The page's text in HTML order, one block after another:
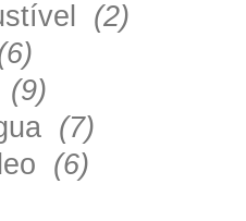
(2)
(9)
(7)
(6)